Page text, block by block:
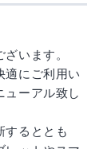
います。
適にご利用い
ューアル致し
するととも